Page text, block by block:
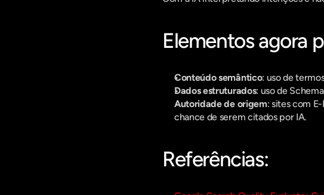
Elementos agora
Conteúdo semântico: uso de
Dados estruturados: uso de
Autoridade de origem: sites com
chance de serem citados por IA.
Referências: